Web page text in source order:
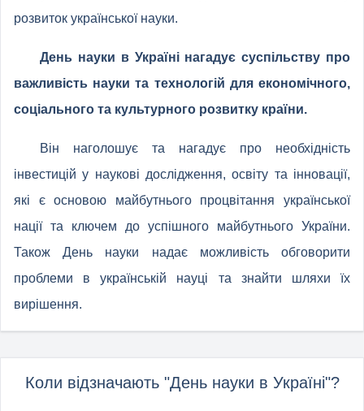
розвиток української науки.
День науки в Україні нагадує суспільству про
важливість науки та технологій для економічного,
соціального та культурного розвитку країни.
Він наголошує та нагадує про необхідність
інвестицій у наукові дослідження, освіту та інновації,
які є основою майбутнього процвітання української
нації та ключем до успішного майбутнього України.
Також День науки надає можливість обговорити
проблеми в українській науці та знайти шляхи їх
вирішення.
Коли відзначають "День науки в Україні"?